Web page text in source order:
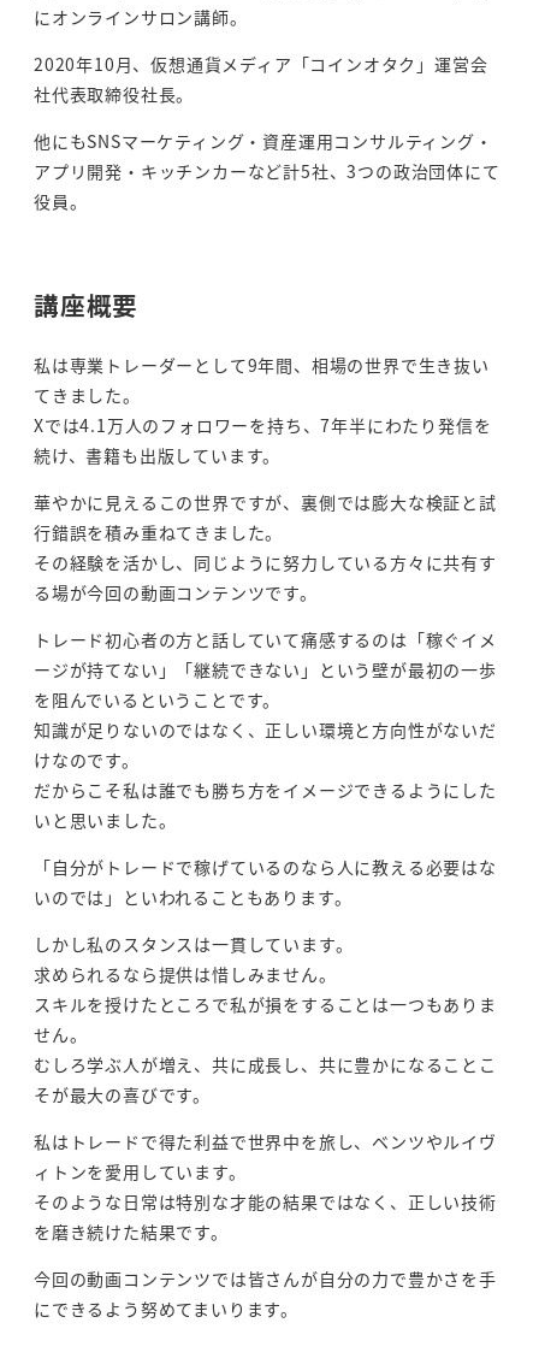
にオンラインサロン講師。
2020年10月、仮想通貨メディア「コインオタク」運営会
社代表取締役社長。
他にもSNSマーケティング・資産運用コンサルティング・
アプリ開発・キッチンカーなど計5社、3つの政治団体にて
役員。
講座概要
私は専業トレーダーとして9年間、相場の世界で生き抜い
てきました。
Xでは4.1万人のフォロワーを持ち、7年半にわたり発信を
続け、書籍も出版しています。
華やかに見えるこの世界ですが、裏側では膨大な検証と試
行錯誤を積み重ねてきました。
その経験を活かし、同じように努力している方々に共有す
る場が今回の動画コンテンツです。
トレード初心者の方と話していて痛感するのは「稼ぐイメ
ージが持てない」「継続できない」という壁が最初の一歩
を阻んでいるということです。
知識が足りないのではなく、正しい環境と方向性がないだ
けなのです。
だからこそ私は誰でも勝ち方をイメージできるようにした
いと思いました。
「自分がトレードで稼げているのなら人に教える必要はな
いのでは」といわれることもあります。
しかし私のスタンスは一貫しています。
求められるなら提供は惜しみません。
スキルを授けたところで私が損をすることは一つもありま
せん。
むしろ学ぶ人が増え、共に成長し、共に豊かになることこ
そが最大の喜びです。
私はトレードで得た利益で世界中を旅し、ベンツやルイヴ
ィトンを愛用しています。
そのような日常は特別な才能の結果ではなく、正しい技術
を磨き続けた結果です。
今回の動画コンテンツでは皆さんが自分の力で豊かさを手
にできるよう努めてまいります。